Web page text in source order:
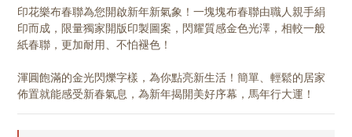
印花樂布春聯為您開啟新年新氣象！一塊塊布春聯由職人親手絹
印而成，限量獨家開版印製圖案，閃耀質感金色光澤，相較一般
紙春聯，更加耐用、不怕褪色！
渾圓飽滿的金光閃爍字樣，為你點亮新生活！簡單、輕鬆的居家
佈置就能感受新春氣息，為新年揭開美好序幕，馬年行大運！